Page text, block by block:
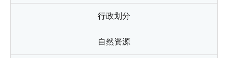
行政划分
自然资源